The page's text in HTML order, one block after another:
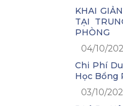
KHAI
TẠI
PHÒNG
04/10/
Chi Phí
Học Bổng
03/10/